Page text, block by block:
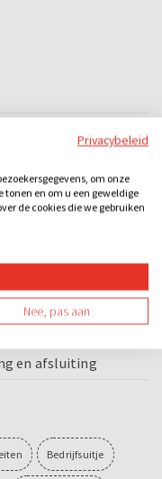
en afsluiting
Bedrijfsuitje
Privacybeleid
om onze
tonen en om u een geweldige
de cookies die we gebruiken
Nee, pas aan